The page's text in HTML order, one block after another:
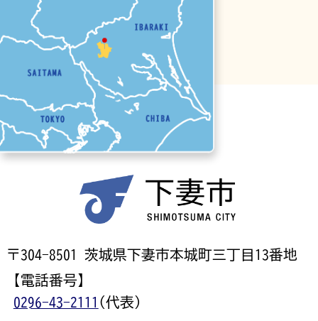
〒304-8501 茨城県下妻市本城町三丁目13番地
【電話番号】
0296-43-2111 (代表)